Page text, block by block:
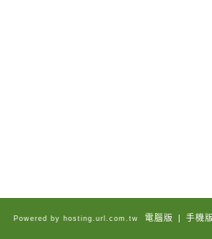
Powered by hosting.url.com.tw 電腦版 | 手機